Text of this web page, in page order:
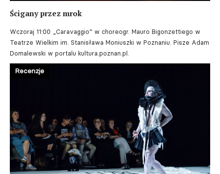
Ścigany przez mrok
Wczoraj 11:00 „Caravaggio” w choreogr. Mauro Bigonzettiego w
Teatrze Wielkim im. Stanisława Moniuszki w Poznaniu. Pisze Adam
Domalewski w portalu kultura.poznan.pl.
Recenzje